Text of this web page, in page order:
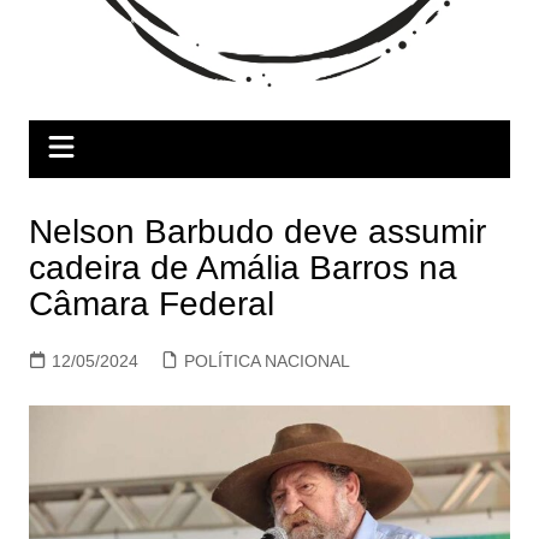
Nelson Barbudo deve assumir
cadeira de Amália Barros na
Câmara Federal
12/05/2024 POLÍTICA NACIONAL